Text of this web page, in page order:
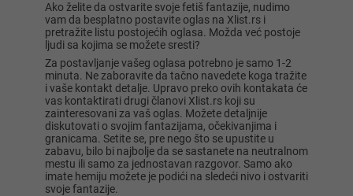
Ako želite da ostvarite svoje fetiš fantazije, nudimo
vam da besplatno postavite oglas na Xlist.rs i
pretražite listu postojećih oglasa. Možda već postoje
ljudi sa kojima se možete sresti?
Za postavljanje vašeg oglasa potrebno je samo 1-2
minuta. Ne zaboravite da tačno navedete koga tražite
i vaše kontakt detalje. Upravo preko ovih kontakata će
vas kontaktirati drugi članovi Xlist.rs koji su
zainteresovani za vaš oglas. Možete detaljnije
diskutovati o svojim fantazijama, očekivanjima i
granicama. Setite se, pre nego što se upustite u
zabavu, bilo bi najbolje da se sastanete na neutralnom
mestu ili samo za jednostavan razgovor. Samo ako
imate hemiju možete je podići na sledeći nivo i ostvariti
svoje fantazije.